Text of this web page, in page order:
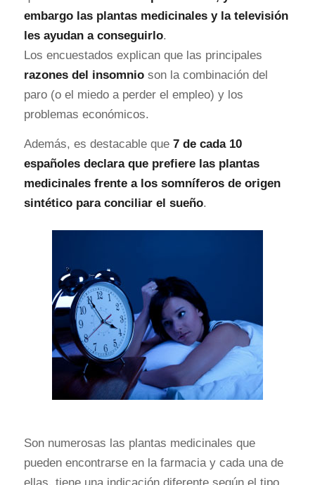
embargo las plantas medicinales y la televisión
les ayudan a conseguirlo.
Los encuestados explican que las principales
razones del insomnioson la combinación del
paro (o el miedo a perder el empleo) y los
problemas económicos.
Además, es destacable que 7 de cada 10
españoles declara que prefiere las plantas
medicinales frente a los somníferos de origen
sintético para conciliar el sueño.
Son numerosas las plantas medicinales que
pueden encontrarse en la farmacia y cada una de